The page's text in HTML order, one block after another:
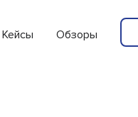
Кейсы Обзоры